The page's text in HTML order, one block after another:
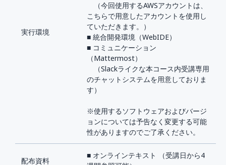
実行環境
（今回使用するAWSアカウントは、
こちらで用意したアカウントを使用し
ていただきます。）
■ 統合開発環境（WebIDE）
■ コミュニケーション
（Mattermost）
（Slackライクな本コース内受講専用
のチャットシステムを用意しておりま
す）
※使用するソフトウェアおよびバージ
ョンについては予告なく変更する可能
性がありますのでご了承ください。
配布資料
■ オンラインテキスト （受講日から4